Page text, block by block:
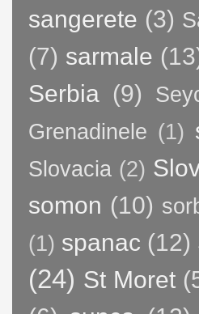
sangerete (3)
(7) sarmale
Serbia (9)
Grenadinele (1)
Slovacia (2)
somon (10)
(1) spanac (12)
(24) St Moret